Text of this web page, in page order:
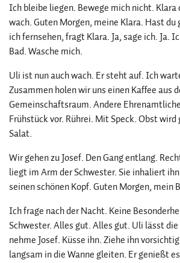
Ich bleibe liegen. Bewege mich nicht. Klara
wach. Guten Morgen, meine Klara. Hast du
ich fernsehen, fragt Klara. Ja, sage ich. Ja.
Bad. Wasche mich.
Uli ist nun auch wach. Er steht auf. Ich
Zusammen holen wir uns einen Kaffee aus
Gemeinschaftsraum. Andere
Frühstück vor. Rührei. Mit Speck. Obst
Salat.
Wir gehen zu Josef. Den Gang entlang.
liegt im Arm der Schwester. Sie inhaliert
seinen schönen Kopf. Guten Morgen, mein
Ich frage nach der Nacht. Keine
Schwester. Alles gut. Alles gut. Uli lässt
nehme Josef. Küsse ihn. Ziehe ihn
langsam in die Wanne gleiten. Er genießt